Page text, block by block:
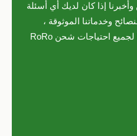
إذا كان لديك أي أسئلة
وخدماتنا الموثوقة ،
يمكنك الوثوق بشحن BBC لجميع احتياجات شحن RoRo